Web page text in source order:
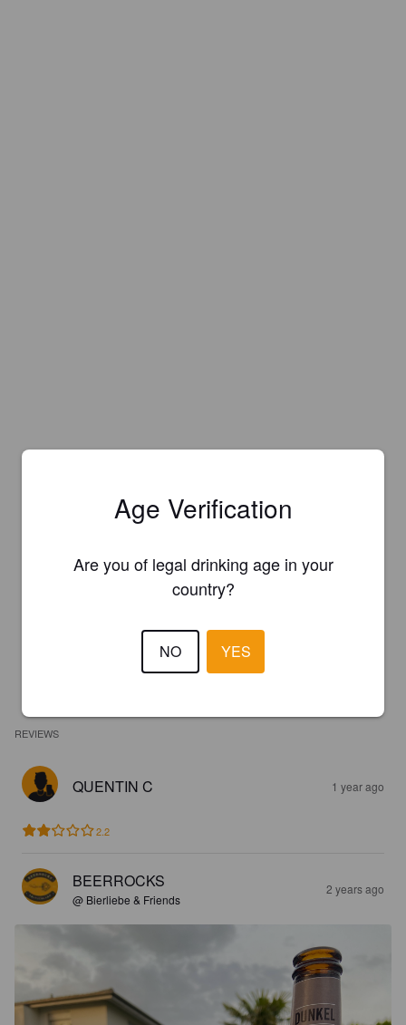
REVIEWS
QUENTIN C 1 year ago
2.2
BEERROCKS
@ Bierliebe & Friends
2 years ago
Age Verification
Are you of legal drinking age in your
country?
NO YES